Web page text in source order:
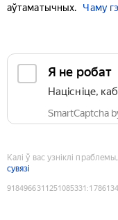
аўтаматычных.
Чаму
Я не робат
Націсніце,
SmartCaptcha
Калі ў вас узніклі
сувязі
9184966311251085331 :